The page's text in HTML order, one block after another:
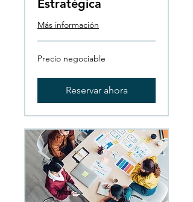
Estratégica
Más información
Precio
negociable
Precio negociable
Reservar ahora